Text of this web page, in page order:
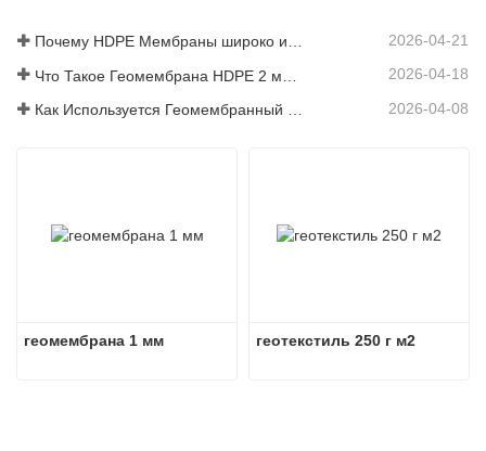
Почему HDPE Мембраны широко используется в проектах полигонов? 2026-04-21
2026-04-18
2026-04-08
геомембрана 1 мм геотекстиль 250 г м2